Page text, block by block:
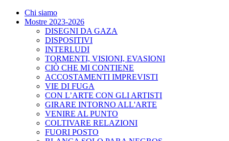
Chi siamo
Mostre 2023-2026
DISEGNI DA GAZA
DISPOSITIVI
INTERLUDI
TORMENTI, VISIONI, EVASIONI
CIÒ CHE MI CONTIENE
ACCOSTAMENTI IMPREVISTI
VIE DI FUGA
CON L’ARTE CON GLI ARTISTI
GIRARE INTORNO ALL'ARTE
VENIRE AL PUNTO
COLTIVARE RELAZIONI
FUORI POSTO